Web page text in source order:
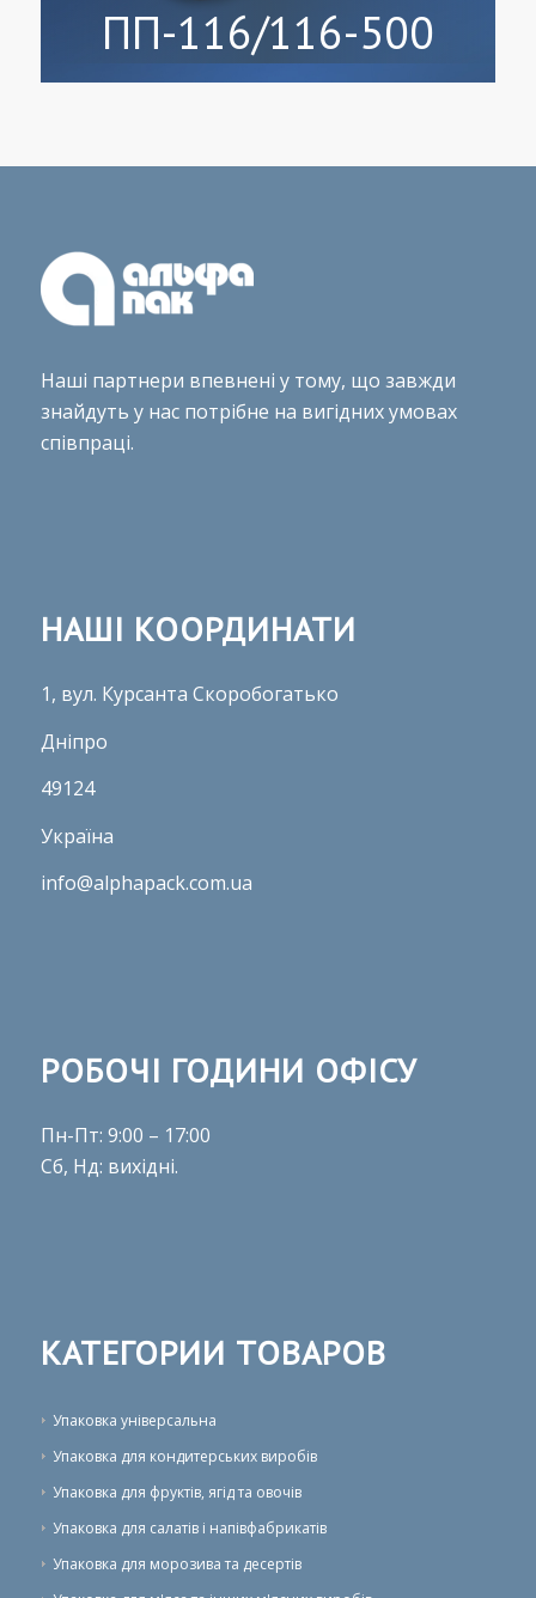
ПП-116/116-500
Наші партнери впевнені у тому, що завжди
знайдуть у нас потрібне на вигідних умовах
співпраці.
НАШІ КООРДИНАТИ
1, вул. Курсанта Скоробогатько
Дніпро
49124
Україна
info@alphapack.com.ua
РОБОЧІ ГОДИНИ ОФІСУ
Пн-Пт: 9:00 – 17:00
Сб, Нд: вихідні.
КАТЕГОРИИ ТОВАРОВ
Упаковка універсальна
Упаковка для кондитерських виробів
Упаковка для фруктів, ягід та овочів
Упаковка для салатів і напівфабрикатів
Упаковка для морозива та десертів